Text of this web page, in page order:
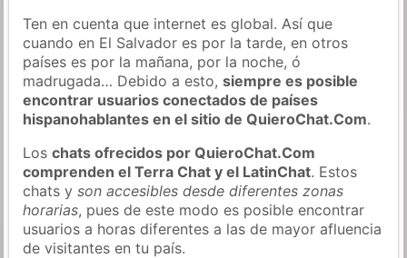
Ten en cuenta que internet es global. Así que
cuando en El Salvador es por la tarde, en otros
países es por la mañana, por la noche, ó
madrugada… Debido a esto,siempre es posible
encontrar usuarios conectados de países
hispanohablantes en el sitio de QuieroChat.Com.
Loschats ofrecidos por QuieroChat.Com
comprenden el Terra Chat y el LatinChat. Estos
chats yson accesibles desde diferentes zonas
horarias, pues de este modo es posible encontrar
usuarios a horas diferentes a las de mayor afluencia
de visitantes en tu país.